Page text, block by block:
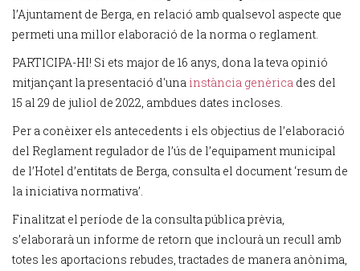
l’Ajuntament de Berga, en relació amb qualsevol aspecte que
permeti una millor elaboració de la norma o reglament.
PARTICIPA-HI! Si ets major de 16 anys, dona la teva opinió
mitjançant la presentació d'una instància genèrica des del
15 al 29 de juliol de 2022, ambdues dates incloses.
Per a conèixer els antecedents i els objectius de l’elaboració
del Reglament regulador de l’ús de l’equipament municipal
de l’Hotel d’entitats de Berga, consulta el document ‘resum de
la iniciativa normativa’.
Finalitzat el període de la consulta pública prèvia,
s’elaborarà un informe de retorn que inclourà un recull amb
totes les aportacions rebudes, tractades de manera anònima,